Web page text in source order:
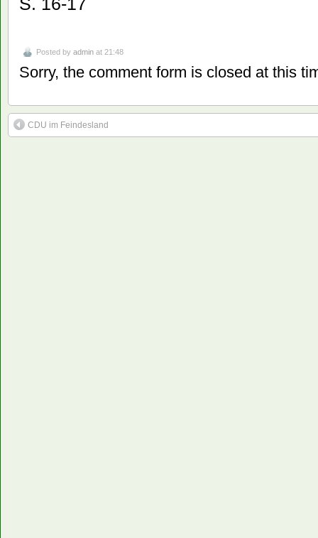
Posted by admin at 21:48
Sorry, the comment form is closed at this
CDU im Feindesland